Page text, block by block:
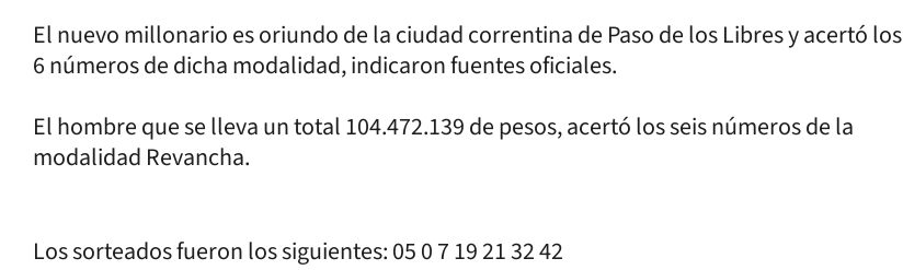
El nuevo millonario es oriundo de la ciudad correntina de Paso de los Libres y acertó los
6 números de dicha modalidad, indicaron fuentes oficiales.
El hombre que se lleva un total 104.472.139 de pesos, acertó los seis números de la
modalidad Revancha.
Los sorteados fueron los siguientes: 05 0 7 19 21 32 42